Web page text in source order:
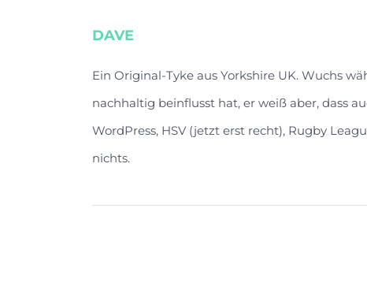
DAVE
Ein Original-Tyke aus Yorkshire UK. Wuchs
nachhaltig beinflusst hat, er weiß aber, dass
WordPress, HSV (jetzt erst recht), Rugby
nichts.